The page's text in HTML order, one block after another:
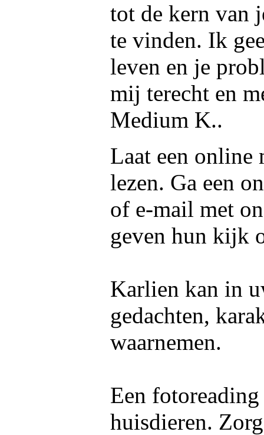
tot de kern van
te vinden. Ik
leven en je
mij terecht en
Medium K..
Laat een online
lezen. Ga een
of e-mail met
geven hun kijk
Karlien kan in
gedachten,
waarnemen.
Een
huisdieren.